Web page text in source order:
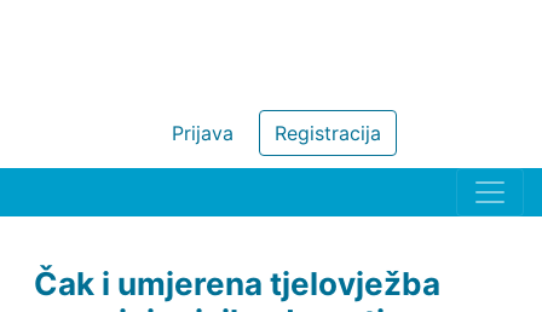
Registracija
Prijava
Čak i umjerena tjelovježba